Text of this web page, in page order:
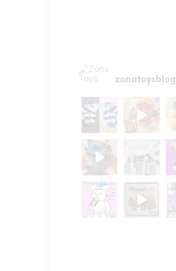
zonatoysblog